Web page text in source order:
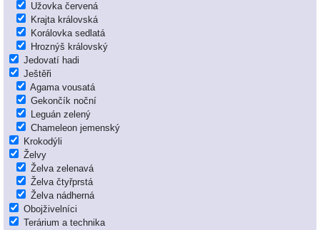
Užovka červená
Krajta královská
Korálovka sedlatá
Hroznýš královský
Jedovatí hadi
Ještěři
Agama vousatá
Gekončík noční
Leguán zelený
Chameleon jemenský
Krokodýli
Želvy
Želva zelenavá
Želva čtyřprstá
Želva nádherná
Obojživelníci
Terárium a technika